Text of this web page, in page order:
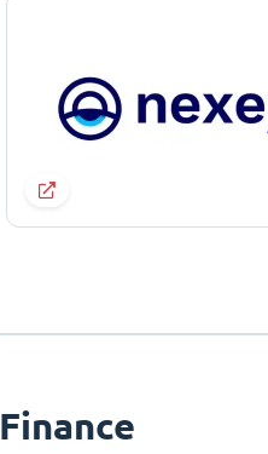
Finance